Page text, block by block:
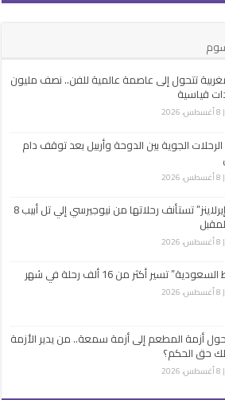
تتحول إلى عاصمة عالمية للفن.. نصف مليون
قياسية
الجوية بين الدوحة وأربيل بعد توقف دام
“يونايتد إيرلاينز” تستأنف رحلاتها من نيوجيرسي إلي تل أبيب 8
تسير أكثر من 16 ألف رحلة في شهر
أزمة المطعم إلى أزمة سمعة.. من يدير الأزمة
حق الحكم؟